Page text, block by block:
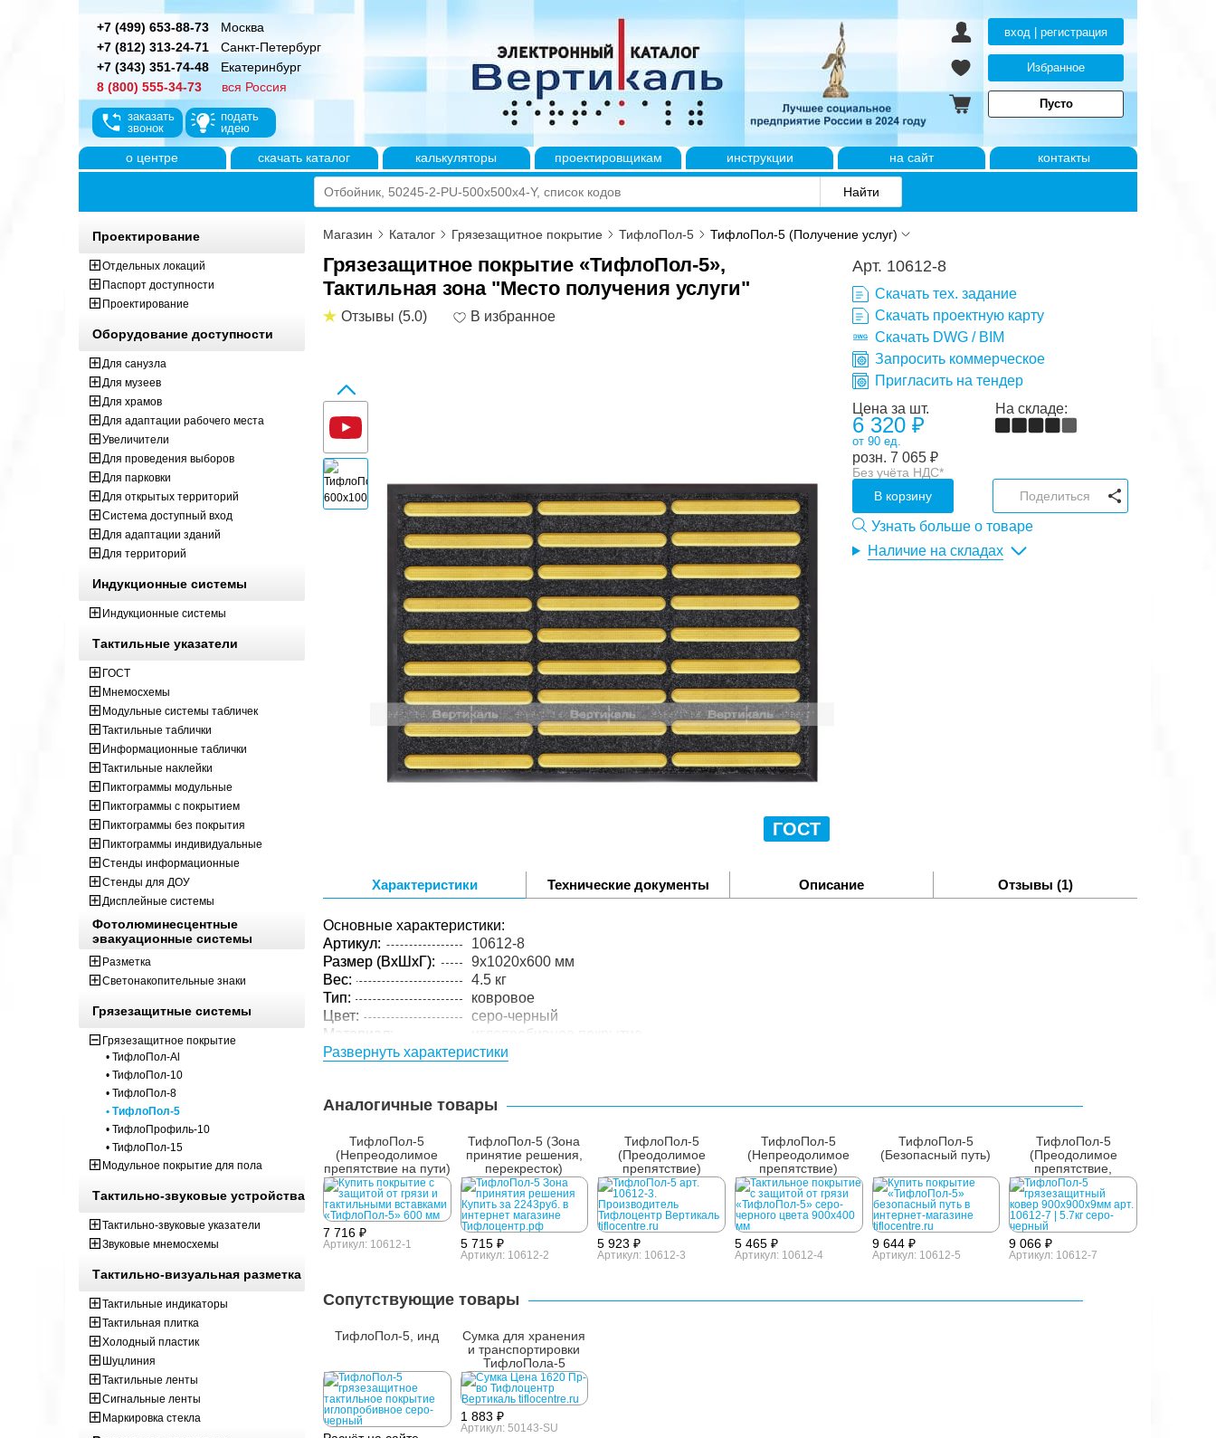
+7 (499) 653-88-73
Москва
+7 (812) 313-24-71
Санкт-Петербург
+7 (343) 351-74-48
Екатеринбург
8 (800) 555-34-73
вся Россия
заказать
звонок
подать
идею
вход | регистрация
Избранное
Пусто
о центре скачать каталог калькуляторы проектировщикам инструкции на сайт контакты
Магазин Каталог Грязезащитное покрытие ТифлоПол-5 ТифлоПол-5 (Получение услуг)
Грязезащитное покрытие «ТифлоПол-5»,
Тактильная зона "Место получения услуги"
Отзывы (5.0)
Арт. 10612-8
Скачать тех. задание
Скачать проектную карту
Скачать DWG / BIM
Запросить коммерческое
Пригласить на тендер
ГОСТ
Цена за шт.
6 320 ₽
от 90 ед.
розн. 7 065 ₽
На складе:
Без учёта НДС*
В корзину
Поделиться
Узнать больше о товаре
Наличие на складах
Характеристики Технические документы Описание Отзывы (1)
Основные характеристики:
Артикул:
10612-8
Размер (ВxШxГ):
9x1020x600 мм
Вес:
4.5 кг
Тип:
ковровое
Цвет:
серо-черный
Материал:
иглопробивное покрытие
Толщина:
5 мм
Размер (ВxШxГ):
Вес:
4.8 кг
Кол-во изделий в
упаковке:
1 шт.
Развернуть характеристики
Аналогичные товары
ТифлоПол-5
(Непреодолимое
препятствие на пути)
7 716 ₽
Артикул: 10612-1
ТифлоПол-5 (Зона
принятие решения,
перекресток)
5 715 ₽
Артикул: 10612-2
ТифлоПол-5
(Преодолимое
препятствие)
5 923 ₽
Артикул: 10612-3
ТифлоПол-5
(Непреодолимое
препятствие)
5 465 ₽
Артикул: 10612-4
ТифлоПол-5
(Безопасный путь)
9 644 ₽
Артикул: 10612-5
ТифлоПол-5
(Преодолимое
препятствие,
перекресток)
9 066 ₽
Артикул: 10612-7
Сопутствующие товары
ТифлоПол-5, инд
Сумка для хранения
и транспортировки
ТифлоПола-5
1 883 ₽
Артикул: 50143-SU
Проектирование
Отдельных локаций
Паспорт доступности
Проектирование
Оборудование доступности
Для санузла
Для музеев
Для храмов
Для адаптации рабочего места
Увеличители
Для проведения выборов
Для парковки
Для открытых территорий
Система доступный вход
Для адаптации зданий
Для территорий
Индукционные системы
Индукционные системы
Тактильные указатели
ГОСТ
Мнемосхемы
Модульные системы табличек
Тактильные таблички
Информационные таблички
Тактильные наклейки
Пиктограммы модульные
Пиктограммы с покрытием
Пиктограммы без покрытия
Пиктограммы индивидуальные
Стенды информационные
Стенды для ДОУ
Дисплейные системы
Фотолюминесцентные
эвакуационные системы
Разметка
Светонакопительные знаки
Грязезащитные системы
Грязезащитное покрытие
• ТифлоПол-Al
• ТифлоПол-10
• ТифлоПол-8
• ТифлоПол-5
• ТифлоПрофиль-10
• ТифлоПол-15
Модульное покрытие для пола
Тактильно-звуковые устройства
Тактильно-звуковые указатели
Звуковые мнемосхемы
Тактильно-визуальная разметка
Тактильные индикаторы
Тактильная плитка
Холодный пластик
Шуцлиния
Тактильные ленты
Сигнальные ленты
Маркировка стекла